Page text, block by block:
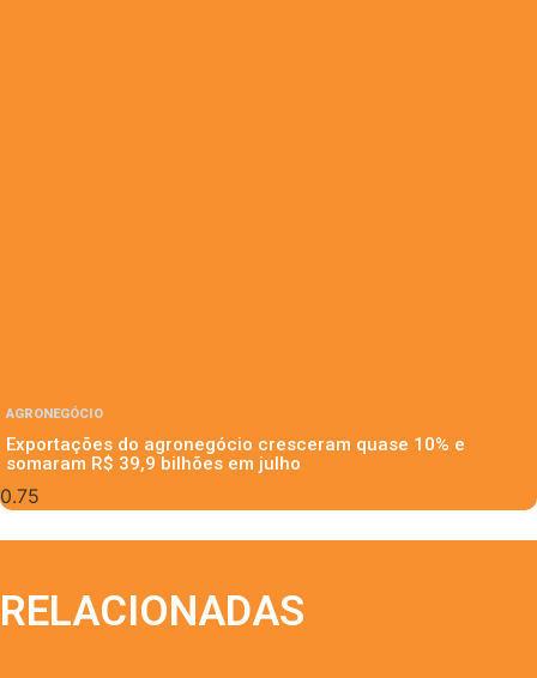
AGRONEGÓCIO
Exportações do agronegócio cresceram quase 10% e
somaram R$ 39,9 bilhões em julho
RELACIONADAS